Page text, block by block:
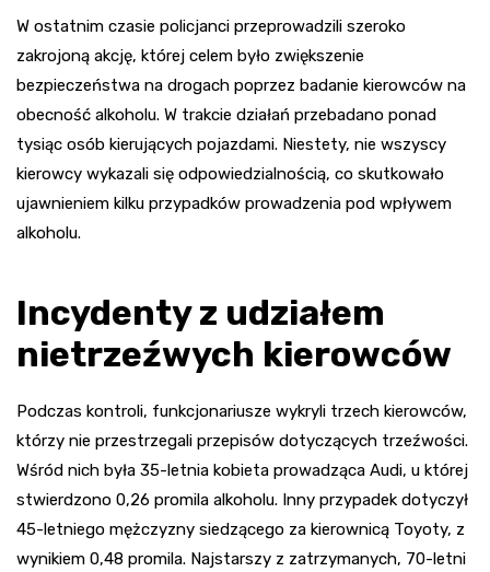
W ostatnim czasie policjanci przeprowadzili szeroko
zakrojoną akcję, której celem było zwiększenie
bezpieczeństwa na drogach poprzez badanie kierowców na
obecność alkoholu. W trakcie działań przebadano ponad
tysiąc osób kierujących pojazdami. Niestety, nie wszyscy
kierowcy wykazali się odpowiedzialnością, co skutkowało
ujawnieniem kilku przypadków prowadzenia pod wpływem
alkoholu.
Incydenty z udziałem
nietrzeźwych kierowców
Podczas kontroli, funkcjonariusze wykryli trzech kierowców,
którzy nie przestrzegali przepisów dotyczących trzeźwości.
Wśród nich była 35-letnia kobieta prowadząca Audi, u której
stwierdzono 0,26 promila alkoholu. Inny przypadek dotyczył
45-letniego mężczyzny siedzącego za kierownicą Toyoty, z
wynikiem 0,48 promila. Najstarszy z zatrzymanych, 70-letni